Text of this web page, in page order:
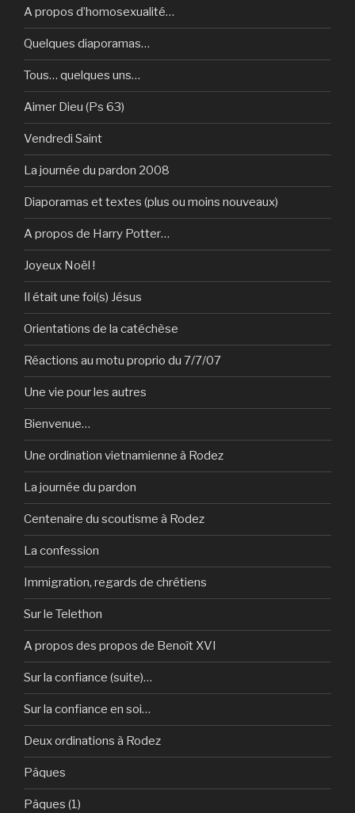
A propos d’homosexualité…
Quelques diaporamas…
Tous… quelques uns…
Aimer Dieu (Ps 63)
Vendredi Saint
La journée du pardon 2008
Diaporamas et textes (plus ou moins nouveaux)
A propos de Harry Potter…
Joyeux Noël !
Il était une foi(s) Jésus
Orientations de la catéchèse
Réactions au motu proprio du 7/7/07
Une vie pour les autres
Bienvenue…
Une ordination vietnamienne à Rodez
La journée du pardon
Centenaire du scoutisme à Rodez
La confession
Immigration, regards de chrétiens
Sur le Telethon
A propos des propos de Benoît XVI
Sur la confiance (suite)…
Sur la confiance en soi…
Deux ordinations à Rodez
Pâques
Pâques (1)